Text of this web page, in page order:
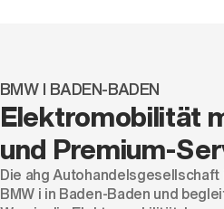
BMW I BADEN-BADEN
Elektromobilität
und Premium-
Die ahg
BMW i in Baden-Baden und